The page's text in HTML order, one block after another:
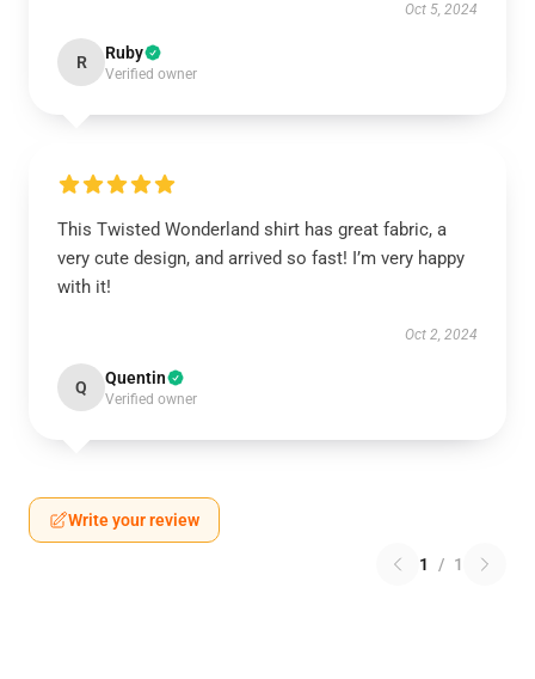
Oct 5, 2024
R Ruby
Verified owner
This Twisted Wonderland shirt has great fabric, a
very cute design, and arrived so fast! I’m very happy
with it!
Oct 2, 2024
Q Quentin
Verified owner
Write your review
1 / 1